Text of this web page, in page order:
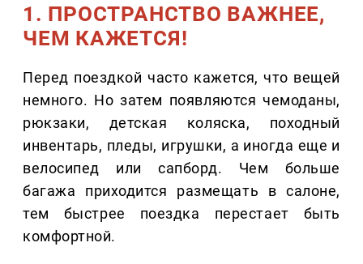
1. ПРОСТРАНСТВО ВАЖНЕЕ,
ЧЕМ КАЖЕТСЯ!
Перед поездкой часто кажется, что вещей
немного. Но затем появляются чемоданы,
рюкзаки, детская коляска, походный
инвентарь, пледы, игрушки, а иногда еще и
велосипед или сапборд. Чем больше
багажа приходится размещать в салоне,
тем быстрее поездка перестает быть
комфортной.